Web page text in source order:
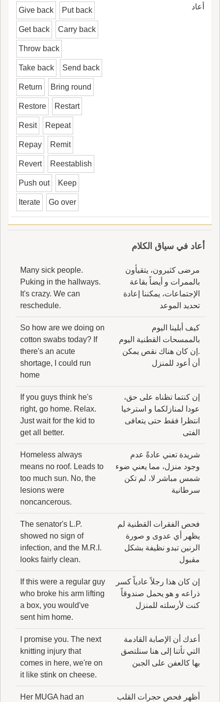
أعاد Give back Put back
Get back Carry back
Throw back
Take back Send back
Return Bring round
Restore Restart
Resit Repeat
Repay Remit
Revert Reestablish
Push out Keep
Iterate Go over
أعاد في سياق الكلام
مرضى كثيرون، يتقيأون
بالممرات و أيضاً بقاعة
الإجتماعات، يمكننا إعادة
تحديد الموعد
Many sick people.
Puking in the hallways.
It's crazy. We can
reschedule.
كيف أبلينا اليوم
بالممسحات القطنية اليوم
.إن كان هناك نقص يمكن
أن أعود للمنزل
So how are we doing on
cotton swabs today? If
there's an acute
shortage, I could run
home
إن كنتما تظناه على حق،
عودا لمنازلكما و استرخيا
انتظرا فقط حتى يتعافى
الفتى
If you guys think he's
right, go home. Relax.
Just wait for the kid to
get all better.
شريدة تعني عادةً عدم
وجود منزل، مما يعني ضوء
شمس مباشر لا، لم تكن
سرطانية
Homeless always
means no roof. Leads to
too much sun. No, the
lesions were
noncancerous.
فحص الفقرات القطنية لم
يظهر أي عدوى و صورة
الرنين تبدو نظيفة بشكل
مقبول
The senator's L.P.
showed no sign of
infection, and the M.R.I.
looks fairly clean.
إن كان هذا رجلاً عادياً كسر
ذراعه و هو يحمل صندوقاً
كنت لأرسلته للمنزل
If this were a regular guy
who broke his arm lifting
a box, you would've
sent him home.
أعدك أن الإصابة القادمة
التي تأتنا إلى هنا سنلتصق
بها كالعفن على الجبن
I promise you. The next
knitting injury that
comes in here, we're on
it like stink on cheese.
أظهر فحص حجرات القلب
Her MUGA had an